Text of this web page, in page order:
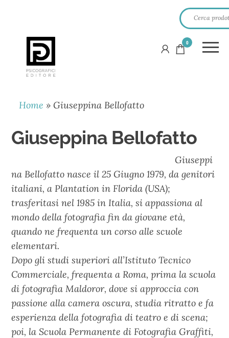
PSICOGRAFICI
EDITORE
0
Home » Giuseppina Bellofatto
Giuseppina Bellofatto
Giuseppi
na Bellofatto nasce il 25 Giugno 1979, da genitori
italiani, a Plantation in Florida (USA);
trasferitasi nel 1985 in Italia, si appassiona al
mondo della fotografia fin da giovane età,
quando ne frequenta un corso alle scuole
elementari.
Dopo gli studi superiori all’Istituto Tecnico
Commerciale, frequenta a Roma, prima la scuola
di fotografia Maldoror, dove si approccia con
passione alla camera oscura, studia ritratto e fa
esperienza della fotografia di teatro e di scena;
poi, la Scuola Permanente di Fotografia Graffiti,